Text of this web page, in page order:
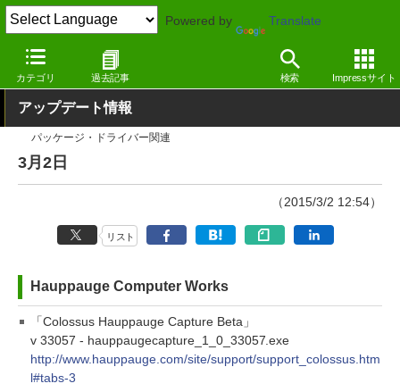
Powered by Translate
カテゴリ 過去記事 検索 Impressサイト
窓の杜 その他の話題 アップデート
アップデート情報
パッケージ・ドライバー関連
3月2日
（2015/3/2 12:54）
リスト
Hauppauge Computer Works
「Colossus Hauppauge Capture Beta」
v 33057 - hauppaugecapture_1_0_33057.exe
http://www.hauppauge.com/site/support/support_colossus.htm
l#tabs-3